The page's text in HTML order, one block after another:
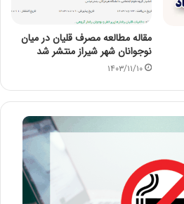
مقاله مطالعه مصرف قلیان در میان
نوجوانان شهر شیراز منتشر شد
۱۴۰۳/۱۱/۱۰